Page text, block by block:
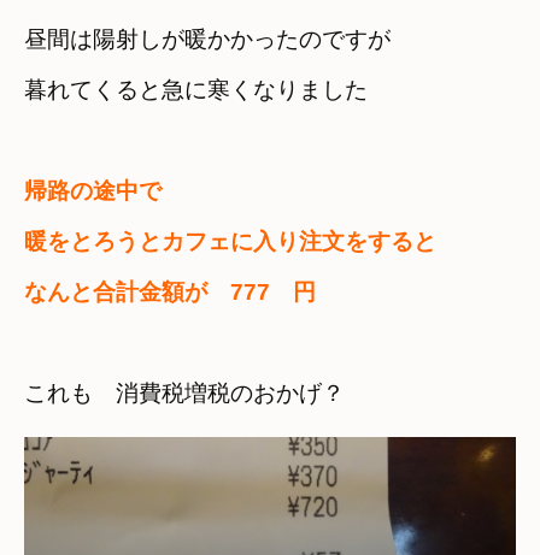
昼間は陽射しが暖かかったのですが
暮れてくると急に寒くなりました
帰路の途中で
暖をとろうとカフェに入り注文をすると
なんと合計金額が　777　円
これも　消費税増税のおかげ？